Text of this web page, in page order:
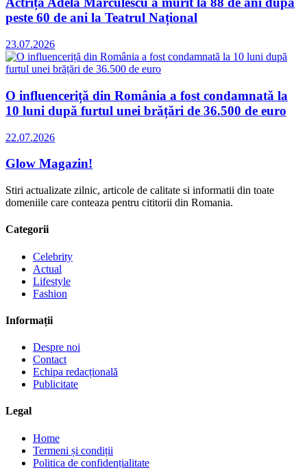
peste 60 de ani la Teatrul Național
23.07.2026
O influenceriță din România a fost condamnată la
10 luni după furtul unei brățări de 36.500 de euro
22.07.2026
Glow Magazin!
Stiri actualizate zilnic, articole de calitate si informatii din toate
domeniile care conteaza pentru cititorii din Romania.
Categorii
Celebrity
Actual
Lifestyle
Fashion
Informații
Despre noi
Contact
Echipa redacțională
Publicitate
Legal
Home
Termeni și condiții
Politica de confidențialitate